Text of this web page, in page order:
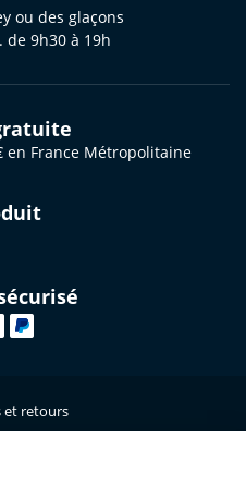
ou des glaçons
9h30 à 19h
en France Métropolitaine
et retours
nous ?